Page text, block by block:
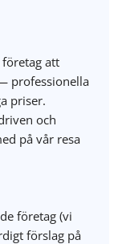
att
professionella
priser.
och
på vår resa
företag (vi
förslag på